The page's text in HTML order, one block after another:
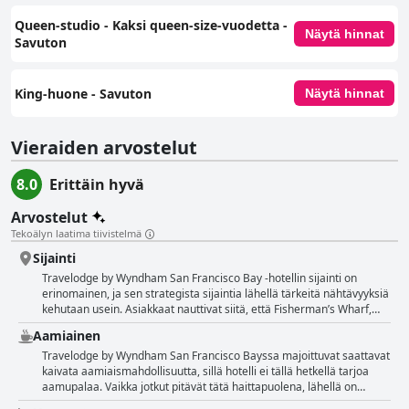
Queen-studio - Kaksi queen-size-vuodetta -
Savuton
Näytä hinnat
King-huone - Savuton Näytä hinnat
Vieraiden arvostelut
8.0
Erittäin hyvä
Arvostelut
Tekoälyn laatima tiivistelmä
Sijainti
Travelodge by Wyndham San Francisco Bay -hotellin sijainti on
erinomainen, ja sen strategista sijaintia lähellä tärkeitä nähtävyyksiä
kehutaan usein. Asiakkaat nauttivat siitä, että Fisherman’s Wharf,
Pier 39, mutkitteleva Lombard Street ja Chinatown ovat lyhyen
kävelymatkan päässä. Keskeisen sijainnin ansiosta San Franciscoon
on helppo tutustua kävellen tai julkisilla liikennevälineillä, mikä
tarjoaa erinomaisen tukikohdan kaupungin ikonisten paikkojen,
kuten Golden Gate -sillan ja Alcatrazin, löytämiseen. Hotelli sijaitsee
Lombard Streetillä ja lähellä monipuolisia ruokailumahdollisuuksia,
Aamiainen
Travelodge by Wyndham San Francisco Bayssa majoittuvat saattavat
kaivata aamiaismahdollisuutta, sillä hotelli ei tällä hetkellä tarjoa
aamupalaa. Vaikka jotkut pitävät tätä haittapuolena, lähellä on
runsaasti vaihtoehtoja, joista löytyy erilaisia aamiais- ja